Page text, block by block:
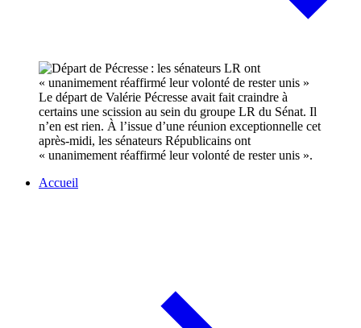
Le départ de Valérie Pécresse avait fait craindre à
certains une scission au sein du groupe LR du Sénat. Il
n’en est rien. À l’issue d’une réunion exceptionnelle cet
après-midi, les sénateurs Républicains ont
« unanimement réaffirmé leur volonté de rester unis ».
Accueil